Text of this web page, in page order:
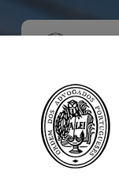
main
Jornal